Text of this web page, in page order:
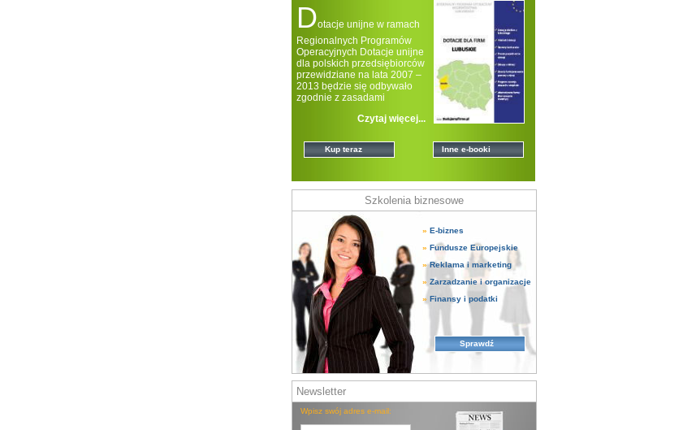
Dotacje unijne w ramach
Regionalnych Programów
Operacyjnych Dotacje unijne
dla polskich przedsiębiorców
przewidziane na lata 2007 –
2013 będzie się odbywało
zgodnie z zasadami
Czytaj więcej...
Kup teraz Inne e-booki
Szkolenia biznesowe
» E-biznes
» Fundusze Europejskie
» Reklama i marketing
» Zarzadzanie i organizacje
» Finansy i podatki
Sprawdź
Newsletter
Wpisz swój adres e-mail: